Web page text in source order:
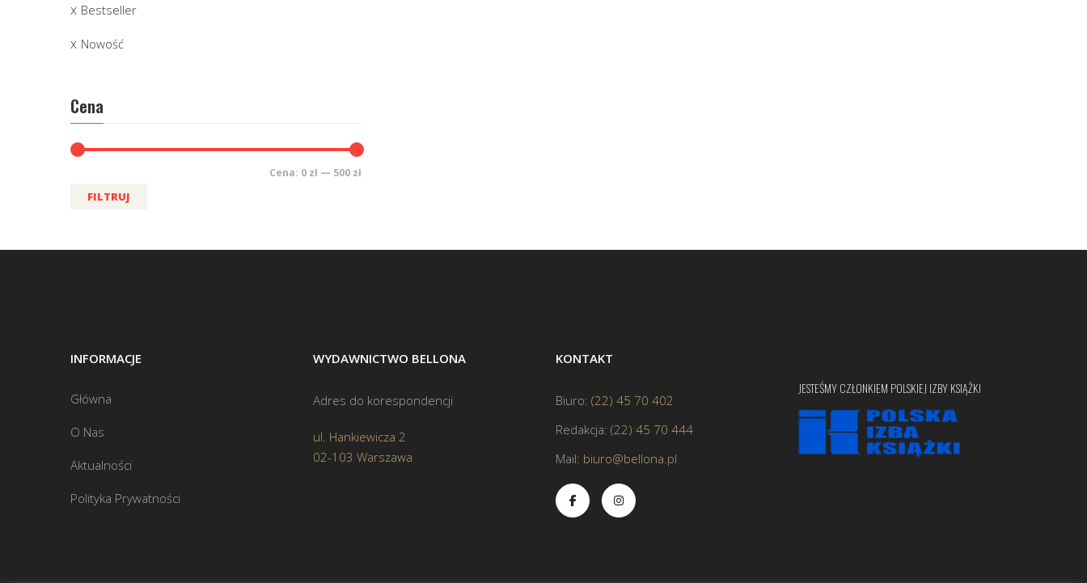
Bestseller
Nowość
Cena
FILTRUJ
Cena: 0 zł — 500 zł
INFORMACJE
Główna
O Nas
Aktualności
Polityka Prywatności
WYDAWNICTWO BELLONA
Adres do korespondencji
ul. Hankiewicza 2
02-103 Warszawa
KONTAKT
Biuro: (22) 45 70 402
Redakcja: (22) 45 70 444
Mail: biuro@bellona.pl
JESTEŚMY CZŁONKIEM POLSKIEJ IZBY KSIĄŻKI